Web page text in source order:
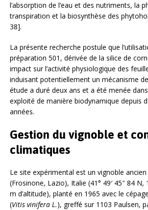
l’absorption de l’eau et des nutriments, la
transpiration et la biosynthèse des
38].
La présente recherche postule que
préparation 501, dérivée de la silice de
impact sur l’activité physiologique des
induisant potentiellement un mécanisme
étude a duré deux ans et a été menée
exploité de manière biodynamique depuis
années.
Gestion du vignoble et
climatiques
Le site expérimental est un vignoble
(Frosinone, Lazio), Italie (41° 49′ 45″ 84 N,
m d’altitude), planté en 1965 avec le
(Vitis vinifera L.), greffé sur 1103 Paulsen,